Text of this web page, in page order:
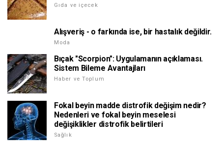
Gıda ve içecek
Alışveriş - o farkında ise, bir hastalık değildir.
Moda
Bıçak "Scorpion": Uygulamanın açıklaması.
Sistem Bileme Avantajları
Haber ve Toplum
Fokal beyin madde distrofik değişim nedir?
Nedenleri ve fokal beyin meselesi
değişiklikler distrofik belirtileri
Sağlık